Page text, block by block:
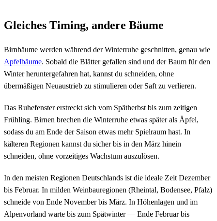
Gleiches Timing, andere Bäume
Birnbäume werden während der Winterruhe geschnitten, genau wie
Apfelbäume. Sobald die Blätter gefallen sind und der Baum für den
Winter heruntergefahren hat, kannst du schneiden, ohne
übermäßigen Neuaustrieb zu stimulieren oder Saft zu verlieren.
Das Ruhefenster erstreckt sich vom Spätherbst bis zum zeitigen
Frühling. Birnen brechen die Winterruhe etwas später als Äpfel,
sodass du am Ende der Saison etwas mehr Spielraum hast. In
kälteren Regionen kannst du sicher bis in den März hinein
schneiden, ohne vorzeitiges Wachstum auszulösen.
In den meisten Regionen Deutschlands ist die ideale Zeit Dezember
bis Februar. In milden Weinbauregionen (Rheintal, Bodensee, Pfalz)
schneide von Ende November bis März. In Höhenlagen und im
Alpenvorland warte bis zum Spätwinter — Ende Februar bis